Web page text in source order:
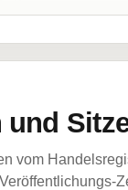
und
vom